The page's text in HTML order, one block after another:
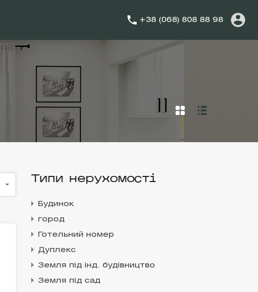
+38 (068) 808 88 98
Типи нерухомості
Будинок
город
Готельний номер
Дуплекс
Земля під інд. будівництво
Земля під сад